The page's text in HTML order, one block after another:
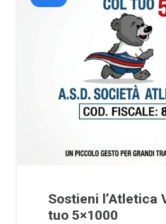
Sostieni l’Atletica
tuo 5×1000